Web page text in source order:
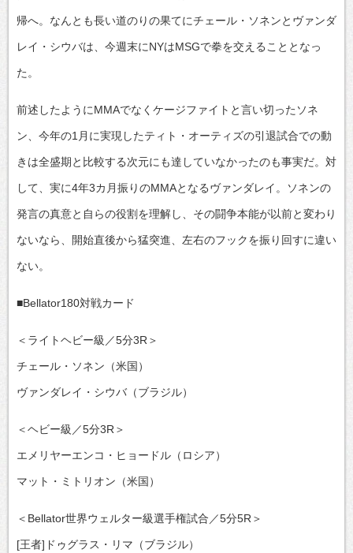
帰へ。なんとも長い道のりの果てにチェール・ソネンとヴァンダ
レイ・シウバは、今週末にNYはMSGで拳を交えることとなっ
た。
前述したようにMMAでなくケージファイトと言い切ったソネ
ン、今年の1月に実現したティト・オーティズの引退試合での動
きは全盛期と比較する次元にも達していなかったのも事実だ。対
して、実に4年3カ月振りのMMAとなるヴァンダレイ。ソネンの
発言の真意と自らの役割を理解し、その闘争本能が以前と変わり
ないなら、開始直後から猛突進、左右のフックを振り回すに違い
ない。
■Bellator180対戦カード
＜ライトヘビー級／5分3R＞
チェール・ソネン（米国）
ヴァンダレイ・シウバ（ブラジル）
＜ヘビー級／5分3R＞
エメリヤーエンコ・ヒョードル（ロシア）
マット・ミトリオン（米国）
＜Bellator世界ウェルター級選手権試合／5分5R＞
[王者]ドゥグラス・リマ（ブラジル）